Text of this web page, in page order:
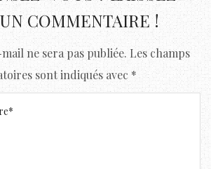
COMMENTAIRE !
ne sera pas publiée. Les champs
sont indiqués avec*